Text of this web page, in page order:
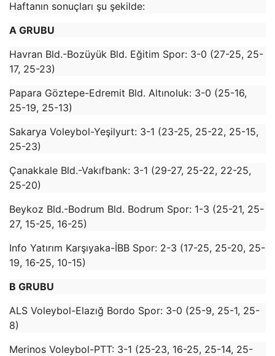
Haftanın sonuçları şu şekilde:
A GRUBU
Havran Bld.-Bozüyük Bld. Eğitim Spor: 3-0 (27-25, 25-
17, 25-23)
Papara Göztepe-Edremit Bld. Altınoluk: 3-0 (25-16,
25-19, 25-13)
Sakarya Voleybol-Yeşilyurt: 3-1 (23-25, 25-22, 25-15,
25-23)
Çanakkale Bld.-Vakıfbank: 3-1 (29-27, 25-22, 22-25,
25-20)
Beykoz Bld.-Bodrum Bld. Bodrum Spor: 1-3 (25-21, 25-
27, 15-25, 16-25)
Info Yatırım Karşıyaka-İBB Spor: 2-3 (17-25, 25-20, 25-
19, 16-25, 10-15)
B GRUBU
ALS Voleybol-Elazığ Bordo Spor: 3-0 (25-9, 25-1, 25-
8)
Merinos Voleybol-PTT: 3-1 (25-23, 16-25, 25-14, 25-